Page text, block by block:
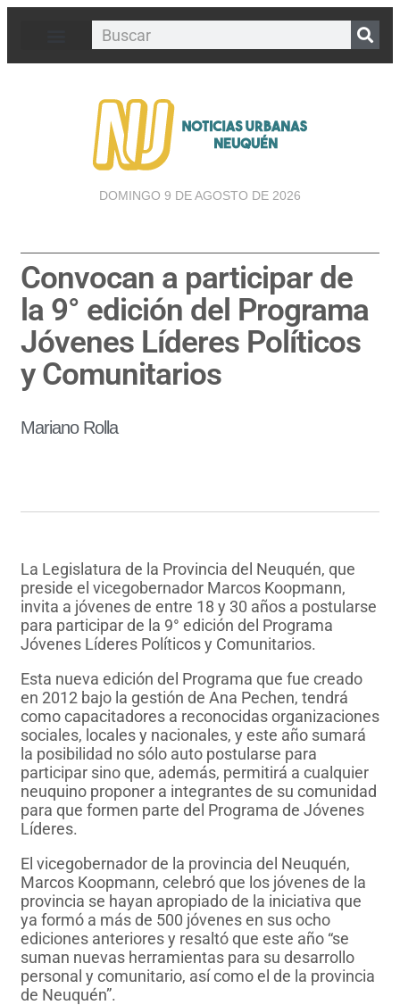
DOMINGO 9 DE AGOSTO DE 2026
Convocan a participar de
la 9° edición del Programa
Jóvenes Líderes Políticos
y Comunitarios
Mariano Rolla
La Legislatura de la Provincia del Neuquén, que
preside el vicegobernador Marcos Koopmann,
invita a jóvenes de entre 18 y 30 años a postularse
para participar de la 9° edición del Programa
Jóvenes Líderes Políticos y Comunitarios.
Esta nueva edición del Programa que fue creado
en 2012 bajo la gestión de Ana Pechen, tendrá
como capacitadores a reconocidas organizaciones
sociales, locales y nacionales, y este año sumará
la posibilidad no sólo auto postularse para
participar sino que, además, permitirá a cualquier
neuquino proponer a integrantes de su comunidad
para que formen parte del Programa de Jóvenes
Líderes.
El vicegobernador de la provincia del Neuquén,
Marcos Koopmann, celebró que los jóvenes de la
provincia se hayan apropiado de la iniciativa que
ya formó a más de 500 jóvenes en sus ocho
ediciones anteriores y resaltó que este año “se
suman nuevas herramientas para su desarrollo
personal y comunitario, así como el de la provincia
de Neuquén”.